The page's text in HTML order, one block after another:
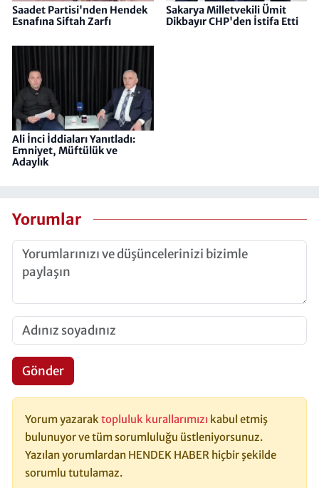
Saadet Partisi'nden Hendek
Esnafına Siftah Zarfı
Sakarya Milletvekili Ümit
Dikbayır CHP'den İstifa Etti
Ali İnci İddiaları Yanıtladı:
Emniyet, Müftülük ve
Adaylık
Yorumlar
Gönder
Yorum yazaraktopluluk kurallarımızı kabul etmiş
bulunuyor ve tüm sorumluluğu üstleniyorsunuz.
Yazılan yorumlardan HENDEK HABER hiçbir şekilde
sorumlu tutulamaz.